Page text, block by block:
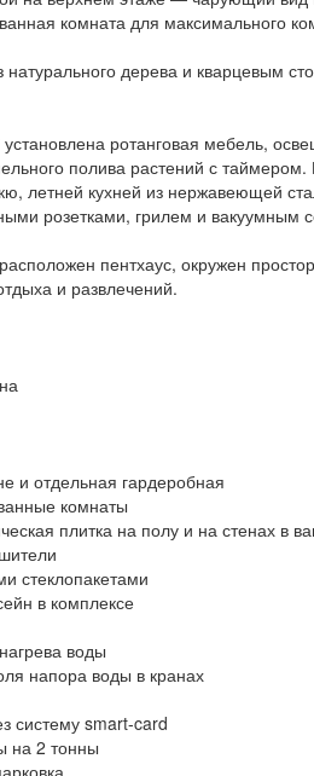
комната для максимального
дерева и кварцевым
ротанговая мебель,
полива растений с
летней кухней из нержавеющей
розетками, грилем и вакуумным
пентхаус, окружен
и развлечений.
и отдельная гардеробная
комнаты
плитка на полу и на стенах в
стеклопакетами
в комплексе
воды
напора воды в кранах
систему smart-card
на 2 тонны